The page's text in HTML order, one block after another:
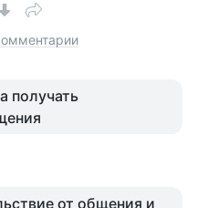
получать
от общения и